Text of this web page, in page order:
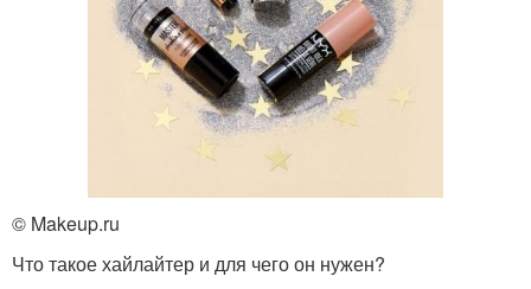
© Makeup.ru
Что такое хайлайтер и для чего он нужен?